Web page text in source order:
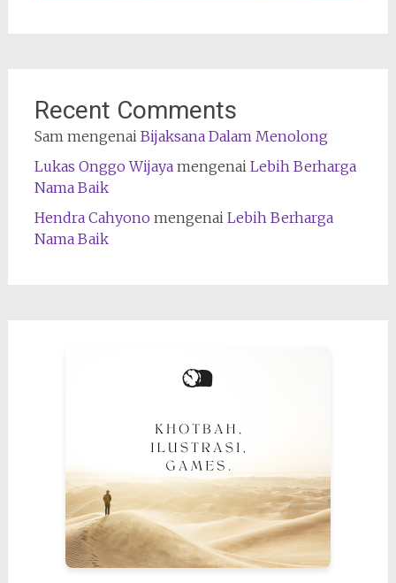
Recent Comments
Sammengenai Bijaksana Dalam Menolong
Lukas Onggo Wijayamengenai Lebih Berharga
Nama Baik
Hendra Cahyono mengenai Lebih Berharga
Nama Baik